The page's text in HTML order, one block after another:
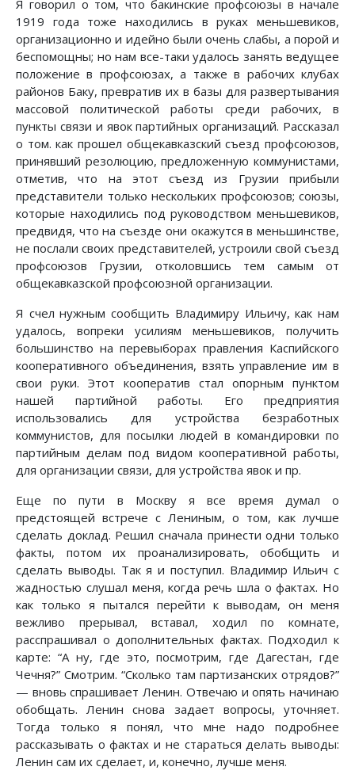
Я говорил о том, что бакинские профсоюзы в начале
1919 года тоже находились в руках меньшевиков,
организационно и идейно были очень слабы, а порой и
беспомощны; но нам все-таки удалось занять ведущее
положение в профсоюзах, а также в рабочих клубах
районов Баку, превратив их в базы для развертывания
массовой политической работы среди рабочих, в
пункты связи и явок партийных организаций. Рассказал
о том. как прошел общекавказский съезд профсоюзов,
принявший резолюцию, предложенную коммунистами,
отметив, что на этот съезд из Грузии прибыли
представители только нескольких профсоюзов; союзы,
которые находились под руководством меньшевиков,
предвидя, что на съезде они окажутся в меньшинстве,
не послали своих представителей, устроили свой съезд
профсоюзов Грузии, отколовшись тем самым от
общекавказской профсоюзной организации.
Я счел нужным сообщить Владимиру Ильичу, как нам
удалось, вопреки усилиям меньшевиков, получить
большинство на перевыборах правления Каспийского
кооперативного объединения, взять управление им в
свои руки. Этот кооператив стал опорным пунктом
нашей партийной работы. Его предприятия
использовались для устройства безработных
коммунистов, для посылки людей в командировки по
партийным делам под видом кооперативной работы,
для организации связи, для устройства явок и пр.
Еще по пути в Москву я все время думал о
предстоящей встрече с Лениным, о том, как лучше
сделать доклад. Решил сначала принести одни только
факты, потом их проанализировать, обобщить и
сделать выводы. Так я и поступил. Владимир Ильич с
жадностью слушал меня, когда речь шла о фактах. Но
как только я пытался перейти к выводам, он меня
вежливо прерывал, вставал, ходил по комнате,
расспрашивал о дополнительных фактах. Подходил к
карте: “А ну, где это, посмотрим, где Дагестан, где
Чечня?” Смотрим. “Сколько там партизанских отрядов?”
— вновь спрашивает Ленин. Отвечаю и опять начинаю
обобщать. Ленин снова задает вопросы, уточняет.
Тогда только я понял, что мне надо подробнее
рассказывать о фактах и не стараться делать выводы:
Ленин сам их сделает, и, конечно, лучше меня.